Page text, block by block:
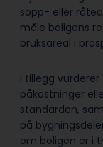
sopp- eller
måle boligens
bruksareal i
I tillegg
påkostninger
standarden,
på
om boligen er i